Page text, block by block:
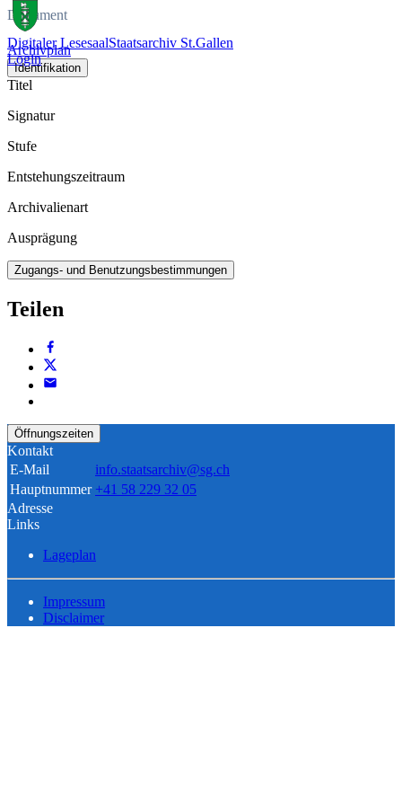
Digitaler LesesaalStaatsarchiv St.Gallen
Login
Dokument
Archivplan
Identifikation
Titel
Signatur
Stufe
Entstehungszeitraum
Archivalienart
Ausprägung
Zugangs- und Benutzungsbestimmungen
Teilen
Öffnungszeiten
Kontakt
E-Mail
info.staatsarchiv@sg.ch
Hauptnummer +41 58 229 32 05
Adresse
Links
Lageplan
Impressum
Disclaimer